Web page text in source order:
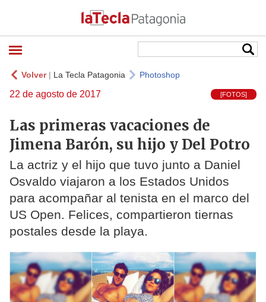
Volver| La Tecla Patagonia Photoshop
22 de agosto de 2017 [FOTOS]
Las primeras vacaciones de
Jimena Barón, su hijo y Del Potro
La actriz y el hijo que tuvo junto a Daniel
Osvaldo viajaron a los Estados Unidos
para acompañar al tenista en el marco del
US Open. Felices, compartieron tiernas
postales desde la playa.